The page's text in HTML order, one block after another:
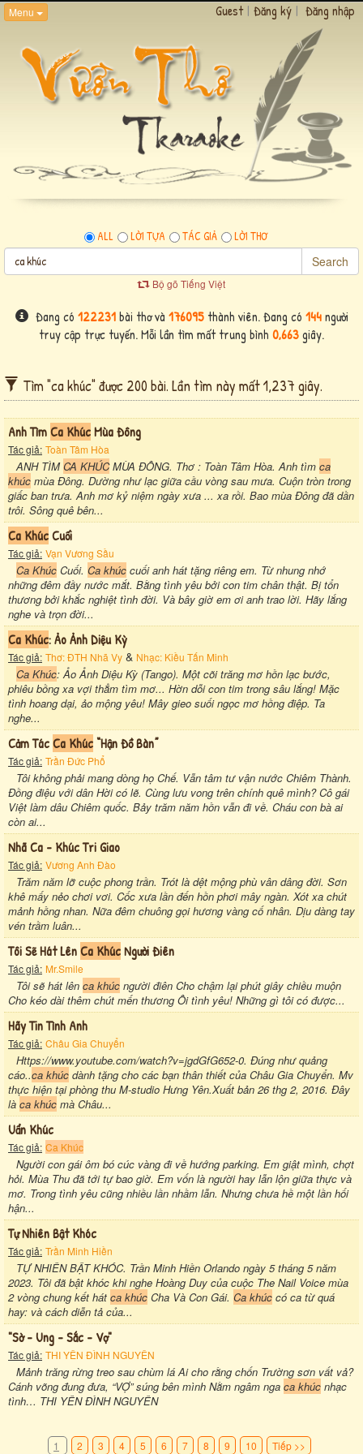
Menu Guest | Đăng ký | Đăng nhập
ALL LỜI TỰA TÁC GIẢ LỜI THƠ
Search
Bộ gõ Tiếng Việt
Đang có 122231bài thơ và 176095thành viên. Đang có 144người
truy cập trực tuyến. Mỗi lần tìm mất trung bình 0,663giây.
Tìm "ca khúc" được 200 bài. Lần tìm này mất 1,237 giây.
Anh TìmCa KhúcMùa Đông
Tác giả: Toàn Tâm Hòa
ANH TÌMCA KHÚCMÙA ĐÔNG. Thơ : Toàn Tâm Hòa. Anh tìm ca
khúc mùa Đông. Dường như lạc giữa cầu vòng sau mưa. Cuộn tròn trong
giấc ban trưa. Anh mơ kỷ niệm ngày xưa ... xa rồi. Bao mùa Đông đã dần
trôi. Sông quê bên...
Ca KhúcCuối
Tác giả: Vạn Vương Sầu
Ca Khúc Cuối. Ca khúc cuối anh hát tặng riêng em. Từ nhung nhớ
những đêm đầy nước mắt. Bằng tình yêu bởi con tim chân thật. Bị tổn
thương bởi khắc nghiệt tình đời. Và bây giờ em ơi anh trao lời. Hãy lắng
nghe và trọn đời...
Ca Khúc: Ảo Ảnh Diệu Kỳ
Tác giả: Thơ: ĐTH Nhã Vy & Nhạc: Kiều Tấn Minh
Ca Khúc: Ảo Ảnh Diệu Kỳ (Tango). Một cõi trăng mơ hồn lạc bước,
phiêu bồng xa vợi thẳm tìm mơ... Hờn dỗi con tim trong sâu lắng! Mặc
tình hoang dại, ảo mộng yêu! Mây gieo suối ngọc mơ hồng điệp. Ta
nghe...
Cảm TácCa Khúc“hận Đồ Bàn”
Tác giả: Trần Đức Phổ
Tôi không phải mang dòng họ Chế. Vẫn tâm tư vận nước Chiêm Thành.
Đồng điệu với dân Hời có lẽ. Cùng lưu vong trên chính quê mình? Cô gái
Việt làm dâu Chiêm quốc. Bảy trăm năm hồn vẫn đi về. Cháu con bà ai
còn ai...
Nhã Ca - Khúc Tri Giao
Tác giả: Vương Anh Đào
Trăm năm lỡ cuộc phong trần. Trót là dệt mộng phù vân dâng đời. Sơn
khê mấy nẻo chơi vơi. Cốc xưa lần đến hồn phơi mây ngàn. Xót xa chút
mảnh hồng nhan. Nữa đêm chuông gọi hương vàng cố nhân. Dịu dàng tay
vén trầm luân...
Tôi Sẽ Hát LênCa KhúcNgười Điên
Tác giả: Mr.Smile
Tôi sẽ hát lên ca khúc người điên Cho chậm lại phút giây chiều muộn
Cho kéo dài thêm chút mến thương Ôi tình yêu! Những gì tôi có được...
Hãy Tin Tình Anh
Tác giả: Châu Gia Chuyển
Https://www.youtube.com/watch?v=jgdGfG652-0. Đúng như quảng
cáo..ca khúc dành tặng cho các bạn thân thiết của Châu Gia Chuyển. Mv
thực hiện tại phòng thu M-studio Hưng Yên.Xuất bản 26 thg 2, 2016. Đây
là ca khúc mà Châu...
Uẩn Khúc
Tác giả: Ca Khúc
Người con gái ôm bó cúc vàng đi về hướng parking. Em giật mình, chợt
hỏi. Mùa Thu đã tới tự bao giờ. Em vốn là người hay lẫn lộn giữa thực và
mơ. Trong tình yêu cũng nhiều lần nhầm lẫn. Nhưng chưa hề một lần hối
hận...
Tự Nhiên Bật Khóc
Tác giả: Trần Minh Hiền
TỰ NHIÊN BẬT KHÓC. Trần Minh Hiền Orlando ngày 5 tháng 5 năm
2023. Tôi đã bật khóc khi nghe Hoàng Duy của cuộc The Nail Voice mùa
2 vòng chung kết hát ca khúc Cha Và Con Gái. Ca khúc có ca từ quá
hay: và cách diễn tả của...
"sờ - Ung - Sắc - Vợ"
Tác giả: THI YÊN ĐÌNH NGUYÊN
Mảnh trăng rừng treo sau chùm lá Ai cho rằng chốn Trường sơn vất vả?
Cánh võng đung đưa, “VỢ” súng bên mình Nằm ngâm nga ca khúc nhạc
tình… THI YÊN ĐÌNH NGUYÊN
1 2 3 4 5 6 7 8 9 10 Tiếp >>